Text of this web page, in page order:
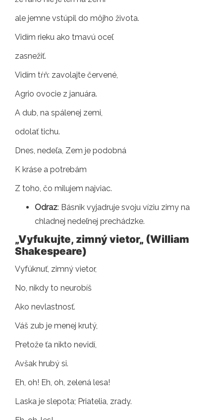
ale jemne vstúpil do môjho života.
Vidím rieku ako tmavú oceľ
zasnežiť.
Vidím tŕň: zavolajte červené,
Agrio ovocie z januára.
A dub, na spálenej zemi,
odolať tichu.
Dnes, nedeľa, Zem je podobná
K kráse a potrebám
Z toho, čo milujem najviac.
Odraz: Básnik vyjadruje svoju víziu zimy na
chladnej nedeľnej prechádzke.
„Vyfukujte, zimný vietor„ (William
Shakespeare)
Vyfúknuť, zimný vietor,
No, nikdy to neurobíš
Ako nevlastnosť.
Váš zub je menej krutý,
Pretože ťa nikto nevidí,
Avšak hrubý si.
Eh, oh! Eh, oh, zelená lesa!
Laska je slepota; Priatelia, zrady.